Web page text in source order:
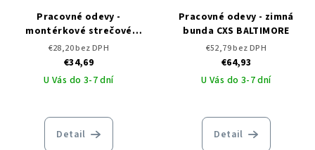
Pracovné odevy -
montérkové strečové
kraťasy CXS STRETCH
€28,20 bez DPH
€34,69
U Vás do 3-7 dní
Detail
Pracovné odevy - zimná
bunda CXS BALTIMORE
€52,79 bez DPH
€64,93
U Vás do 3-7 dní
Detail